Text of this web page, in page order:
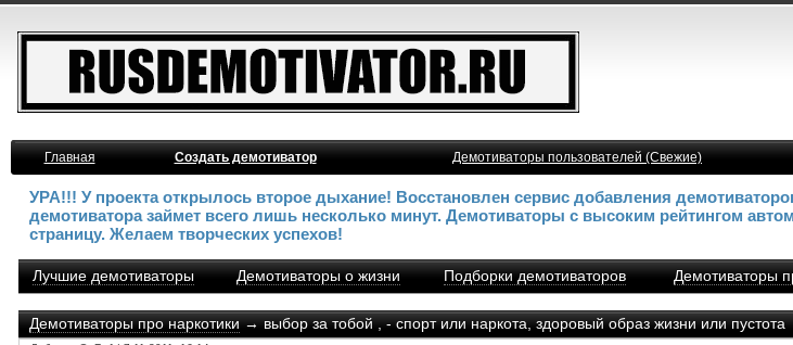
Главная
Создать демотиватор Демотиваторы пользователей (Свежие)
УРА!!! У проекта открылось второе дыхание! Восстановлен сервис добавления
демотиватора займет всего лишь несколько минут. Демотиваторы с высоким рейтингом
страницу. Желаем творческих успехов!
Лучшие демотиваторы Демотиваторы о жизни Подборки демотиваторов Демотиваторы
Демотиваторы про наркотики→ выбор за тобой , - спорт или наркота, здоровый образ жизни или пустота